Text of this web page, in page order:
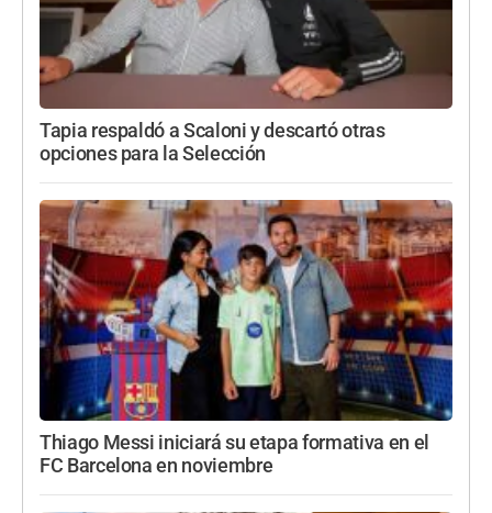
Tapia respaldó a Scaloni y descartó otras
opciones para la Selección
Thiago Messi iniciará su etapa formativa en el
FC Barcelona en noviembre